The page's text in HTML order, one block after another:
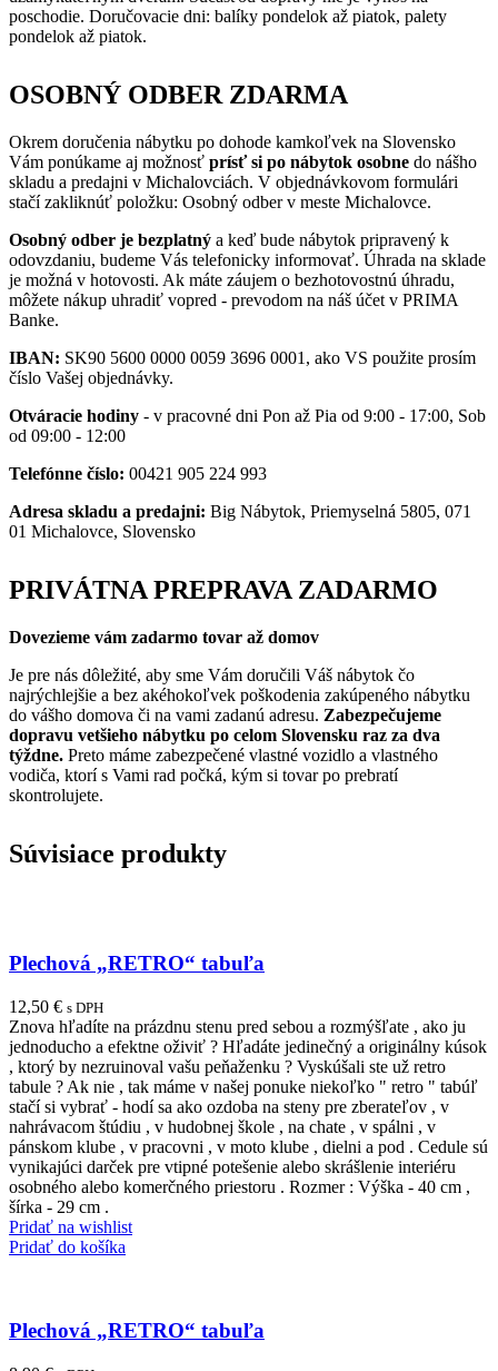
poschodie. Doručovacie dni: balíky pondelok až piatok, palety
pondelok až piatok.
OSOBNÝ ODBER ZDARMA
Okrem doručenia nábytku po dohode kamkoľvek na Slovensko
Vám ponúkame aj možnosť prísť si po nábytok osobne do nášho
skladu a predajni v Michalovciách. V objednávkovom formulári
stačí zakliknúť položku: Osobný odber v meste Michalovce.
Osobný odber je bezplatný a keď bude nábytok pripravený k
odovzdaniu, budeme Vás telefonicky informovať. Úhrada na sklade
je možná v hotovosti. Ak máte záujem o bezhotovostnú úhradu,
môžete nákup uhradiť vopred - prevodom na náš účet v PRIMA
Banke.
IBAN: SK90 5600 0000 0059 3696 0001, ako VS použite prosím
číslo Vašej objednávky.
Otváracie hodiny - v pracovné dni Pon až Pia od 9:00 - 17:00, Sob
od 09:00 - 12:00
Telefónne číslo: 00421 905 224 993
Adresa skladu a predajni: Big Nábytok, Priemyselná 5805, 071
01 Michalovce, Slovensko
PRIVÁTNA PREPRAVA ZADARMO
Dovezieme vám zadarmo tovar až domov
Je pre nás dôležité, aby sme Vám doručili Váš nábytok čo
najrýchlejšie a bez akéhokoľvek poškodenia zakúpeného nábytku
do vášho domova či na vami zadanú adresu. Zabezpečujeme
dopravu vetšieho nábytku po celom Slovensku raz za dva
týždne. Preto máme zabezpečené vlastné vozidlo a vlastného
vodiča, ktorí s Vami rad počká, kým si tovar po prebratí
skontrolujete.
Súvisiace produkty
Plechová „RETRO“ tabuľa
12,50 € s DPH
Znova hľadíte na prázdnu stenu pred sebou a rozmýšľate , ako ju
jednoducho a efektne oživiť ? Hľadáte jedinečný a originálny kúsok
, ktorý by nezruinoval vašu peňaženku ? Vyskúšali ste už retro
tabule ? Ak nie , tak máme v našej ponuke niekoľko " retro " tabúľ
stačí si vybrať - hodí sa ako ozdoba na steny pre zberateľov , v
nahrávacom štúdiu , v hudobnej škole , na chate , v spálni , v
pánskom klube , v pracovni , v moto klube , dielni a pod . Cedule sú
vynikajúci darček pre vtipné potešenie alebo skrášlenie interiéru
osobného alebo komerčného priestoru . Rozmer : Výška - 40 cm ,
šírka - 29 cm .
Pridať na wishlist
Pridať do košíka
Plechová „RETRO“ tabuľa